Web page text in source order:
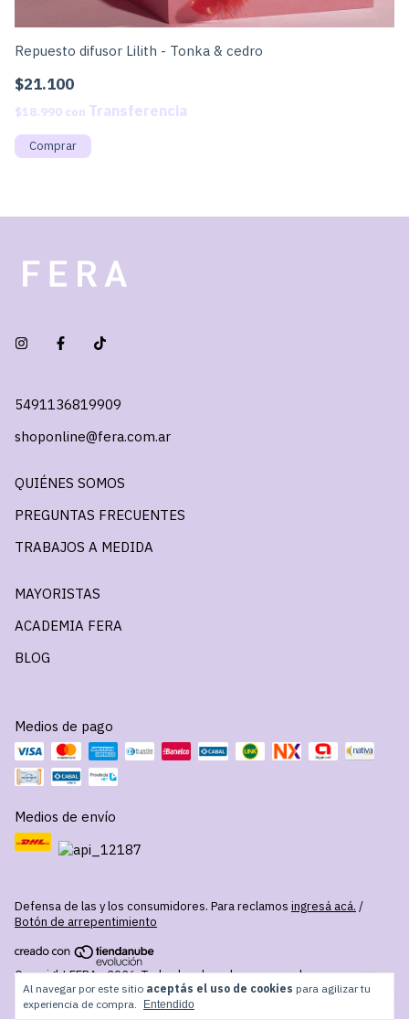
Al navegar por este sitio aceptás el uso de cookies para agilizar tu
experiencia de compra.
Entendido
Repuesto difusor Lilith - Tonka & cedro
$21.100
$18.990 con
5491136819909
shoponline@fera.com.ar
QUIÉNES SOMOS
PREGUNTAS FRECUENTES
TRABAJOS A MEDIDA
MAYORISTAS
ACADEMIA FERA
BLOG
Medios de pago
Medios de envío
Defensa de las y los consumidores. Para reclamos ingresá acá. /
Botón de arrepentimiento
Copyright FERA - 2026. Todos los derechos reservados.